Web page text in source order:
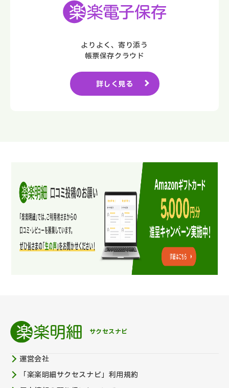
よりよく、寄り添う
帳票保存クラウド
詳しく見る
サクセスナビ
運営会社
「楽楽明細サクセスナビ」利用規約